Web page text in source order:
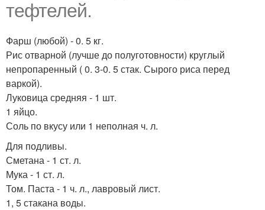
тефтелей.
Фарш (любой) - 0. 5 кг.
Рис отварной (лучше до полуготовности) круглый
непропаренный ( 0. 3-0. 5 стак. Сырого риса перед
варкой).
Луковица средняя - 1 шт.
1 яйцо.
Соль по вкусу или 1 неполная ч. л.
Для подливы.
Сметана - 1 ст. л.
Мука - 1 ст. л.
Том. Паста - 1 ч. л., лавровый лист.
1, 5 стакана воды.